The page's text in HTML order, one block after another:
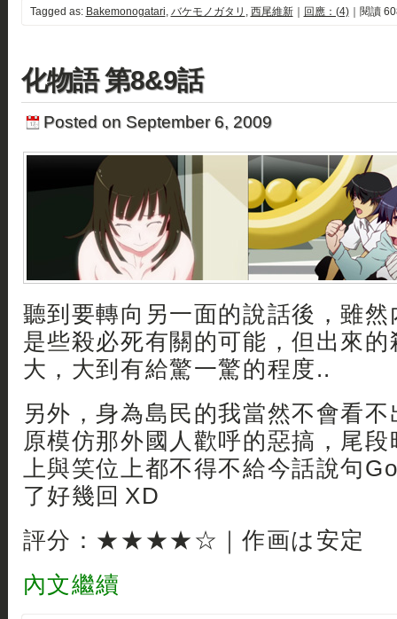
Tagged as: Bakemonogatari, バケモノガタリ , 西尾維新｜ 回應：(4)｜閱讀
化物語 第8&9話
Posted on September 6, 2009
聽到要轉向另一面的說話後，雖
是些殺必死有關的可能，但出來
大，大到有給驚一驚的程度..
另外，身為島民的我當然不會看
原模仿那外國人歡呼的惡搞，尾
上與笑位上都不得不給今話說句
了好幾回 XD
評分：★★★★☆｜作画は安定
內文繼續